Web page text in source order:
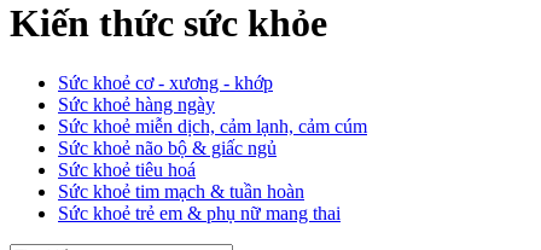
Kiến thức sức khỏe
Sức khoẻ cơ - xương - khớp
Sức khoẻ hàng ngày
Sức khoẻ miễn dịch, cảm lạnh, cảm cúm
Sức khoẻ não bộ & giấc ngủ
Sức khoẻ tiêu hoá
Sức khoẻ tim mạch & tuần hoàn
Sức khoẻ trẻ em & phụ nữ mang thai